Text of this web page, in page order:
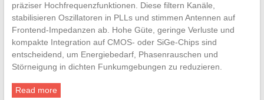
präziser Hochfrequenzfunktionen. Diese filtern Kanäle,
stabilisieren Oszillatoren in PLLs und stimmen Antennen auf
Frontend-Impedanzen ab. Hohe Güte, geringe Verluste und
kompakte Integration auf CMOS- oder SiGe-Chips sind
entscheidend, um Energiebedarf, Phasenrauschen und
Störneigung in dichten Funkumgebungen zu reduzieren.
Read more